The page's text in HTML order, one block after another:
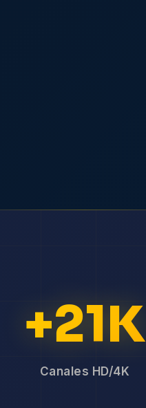
+21K
Canales HD/4K